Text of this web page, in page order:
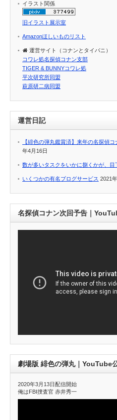
イラスト関係
旧イラスト展示室
Amazonほしいものリスト
運営サイト（コナンとタイバニ）
コワレ処名探偵コナン支部
TIGER & BUNNYコワレ処
平次研究所同盟
萩原研二病同盟
運営日記
【緋色の弾丸鑑賞済】来年の名探偵
年4月16日
数が多いタスクをいかに捌くかが、目
いくつかの有名ブログサービス 2021
名探偵コナン次回予告｜
劇場版 緋色の弾丸｜YouTube
2020年3月13日配信開始
俺はFBI捜査官 赤井秀一